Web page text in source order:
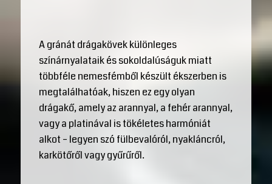
A gránát drágakövek különleges
színárnyalataik és sokoldalúságuk miatt
többféle nemesfémből készült ékszerben is
megtalálhatóak, hiszen ez egy olyan
drágakő, amely az arannyal, a fehér arannyal,
vagy a platinával is tökéletes harmóniát
alkot – legyen szó fülbevalóról, nyakláncról,
karkötőről vagy gyűrűről.